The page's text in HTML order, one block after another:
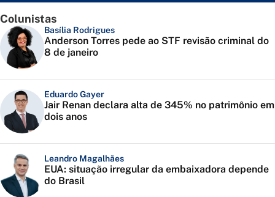
Colunistas
Basília Rodrigues
Anderson Torres pede ao STF revisão criminal do
8 de janeiro
Eduardo Gayer
Jair Renan declara alta de 345% no patrimônio em
dois anos
Leandro Magalhães
EUA: situação irregular da embaixadora depende
do Brasil